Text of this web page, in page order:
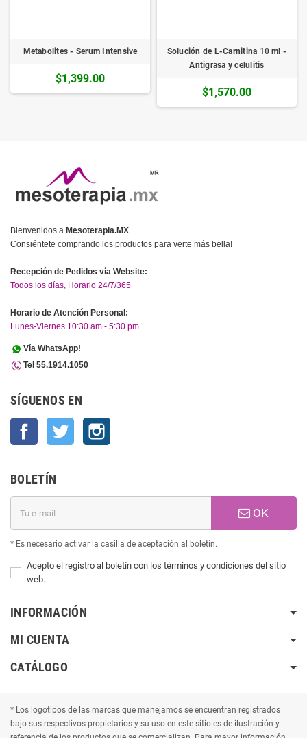
Metabolites - Serum Intensive
$1,399.00
Solución de L-Carnitina 10 ml -
Antigrasa y celulitis
$1,570.00
Bienvenidos a Mesoterapia.MX.
Consiéntete comprando los productos para verte más bella!
Recepción de Pedidos vía Website:
Todos los días, Horario 24/7/365
Horario de Atención Personal:
Lunes-Viernes 10:30 am - 5:30 pm
Vía WhatsApp!
Tel 55.1914.1050
SÍGUENOS EN
Facebook Twitter
BOLETÍN
OK
* Es necesario activar la casilla de aceptación al boletín.
Acepto el registro al boletín con los términos y condiciones del sitio
web.
INFORMACIÓN
MI CUENTA
CATÁLOGO
* Los logotipos de las marcas que manejamos se encuentran registrados
bajo sus respectivos propietarios y su uso en este sitio es de ilustración y